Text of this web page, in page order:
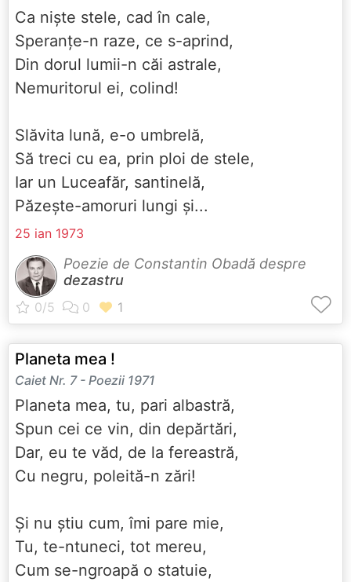
Ca niște stele, cad în cale,
Speranțe-n raze, ce s-aprind,
Din dorul lumii-n căi astrale,
Nemuritorul ei, colind!
Slăvita lună, e-o umbrelă,
Să treci cu ea, prin ploi de stele,
Iar un Luceafăr, santinelă,
Păzește-amoruri lungi și...
25 ian 1973
Poezie de Constantin Obadă despre
dezastru
Planeta mea !
Caiet Nr. 7 - Poezii 1971
Planeta mea, tu, pari albastră,
Spun cei ce vin, din depărtări,
Dar, eu te văd, de la fereastră,
Cu negru, poleită-n zări!
Și nu știu cum, îmi pare mie,
Tu, te-ntuneci, tot mereu,
Cum se-ngroapă o statuie,